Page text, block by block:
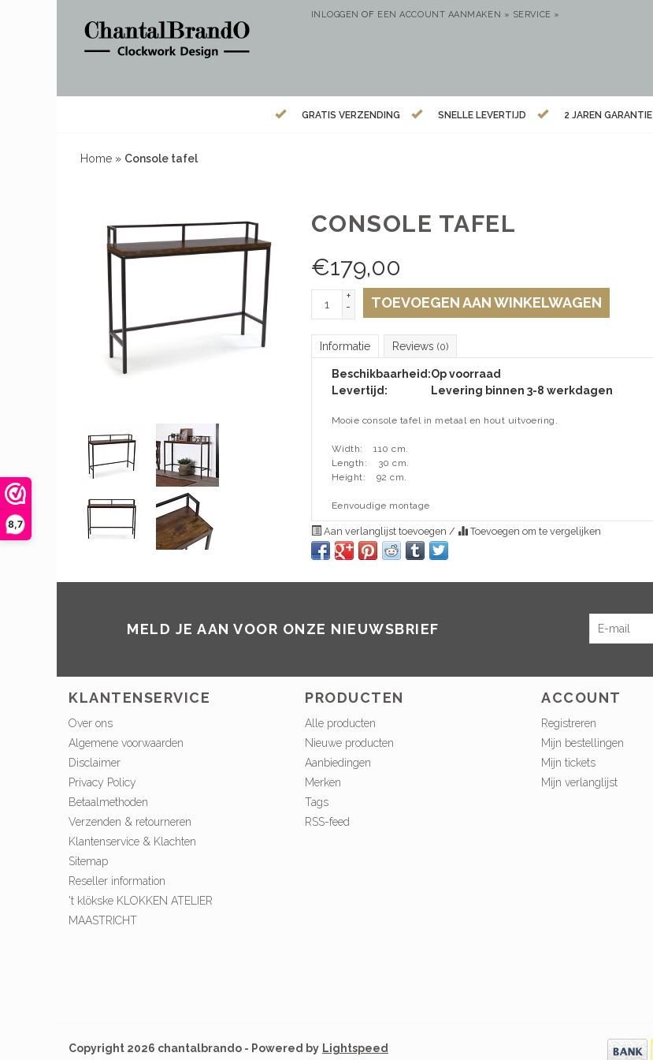
8,7
INLOGGEN OF EEN ACCOUNT AANMAKEN » SERVICE »
GRATIS VERZENDING SNELLE LEVERTIJD 2 JAREN GARANTIE
Home » Console tafel
CONSOLE TAFEL
€179,00
+
-
TOEVOEGEN AAN WINKELWAGEN
Informatie Reviews (0)
Beschikbaarheid:Op voorraad
Levertijd:
Levering binnen 3-8 werkdagen
Mooie console tafel in metaal en hout uitvoering.
Width:
110 cm.
Length:
30 cm.
Height:
92 cm.
Eenvoudige montage
Aan verlanglijst toevoegen / Toevoegen om te vergelijken
MELD JE AAN VOOR ONZE NIEUWSBRIEF
KLANTENSERVICE
Over ons
Algemene voorwaarden
Disclaimer
Privacy Policy
Betaalmethoden
Verzenden & retourneren
Klantenservice & Klachten
Sitemap
Reseller information
't klökske KLOKKEN ATELIER
MAASTRICHT
PRODUCTEN
Alle producten
Nieuwe producten
Aanbiedingen
Merken
Tags
RSS-feed
ACCOUNT
Registreren
Mijn bestellingen
Mijn tickets
Mijn verlanglijst
Copyright 2026 chantalbrando - Powered by Lightspeed